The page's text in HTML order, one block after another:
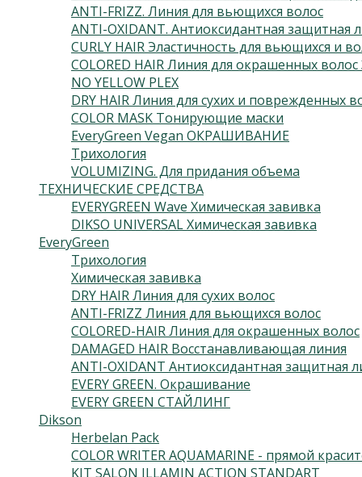
ANTI-FRIZZ. Линия для вьющихся волос
ANTI-OXIDANT. Антиоксидантная защитная
CURLY HAIR Эластичность для вьющихся и
COLORED HAIR Линия для окрашенных
NO YELLOW PLEX
DRY HAIR Линия для сухих и поврежденных
COLOR MASK Тонирующие маски
EveryGreen Vegan ОКРАШИВАНИЕ
Трихология
VOLUMIZING. Для придания объема
ТЕХНИЧЕСКИЕ СРЕДСТВА
EVERYGREEN Wave Химическая завивка
DIKSO UNIVERSAL Химическая завивка
EveryGreen
Трихология
Химическая завивка
DRY HAIR Линия для сухих волос
ANTI-FRIZZ Линия для вьющихся волос
COLORED-HAIR Линия для окрашенных волос
DAMAGED HAIR Восстанавливающая линия
ANTI-OXIDANT Антиоксидантная защитная
EVERY GREEN. Окрашивание
EVERY GREEN СТАЙЛИНГ
Dikson
Herbelan Pack
COLOR WRITER AQUAMARINE - прямой
KIT SALON ILLAMIN ACTION STANDART